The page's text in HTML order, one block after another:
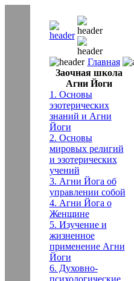
Главная
Заочная школа
Агни Йоги
1. Основы
эзотерических
знаний и Агни
Йоги
2. Основы
мировых религий
и эзотерических
учений
3. Агни Йога об
управлении собой
4. Агни Йога о
Женщине
5. Изучение и
жизненное
применение Агни
Йоги
6. Духовно-
психологические